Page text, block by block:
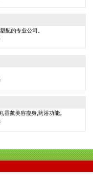
配的专业公司。
香薰美容瘦身,药浴功能。